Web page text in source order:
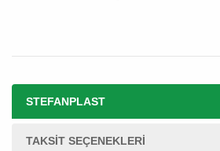
STEFANPLAST
TAKSIT SEÇENEKLERI